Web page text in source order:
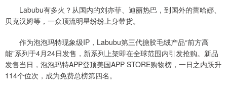
Labubu有多火？从国内的刘亦菲、迪丽热巴，到国外的蕾哈娜、
贝克汉姆等，一众顶流明星纷纷上身带货。
作为泡泡玛特现象级IP，Labubu第三代搪胶毛绒产品“前方高
能”系列于4月24日发售，新系列上架即在全球范围内引发抢购。新品
发售当日，泡泡玛特APP登顶美国APP STORE购物榜，一日之内跃升
114个位次，成为免费总榜第四名。